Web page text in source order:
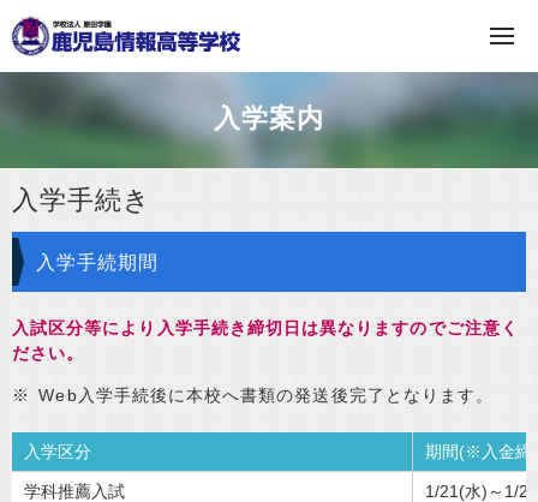
入学案内
入学手続き
入学手続期間
入試区分等により入学手続き締切日は異なりますのでご注意く
ださい。
Web入学手続後に本校へ書類の発送後完了となります。
入学区分 期間(※入金締
学科推薦入試 1/21(水)～1/